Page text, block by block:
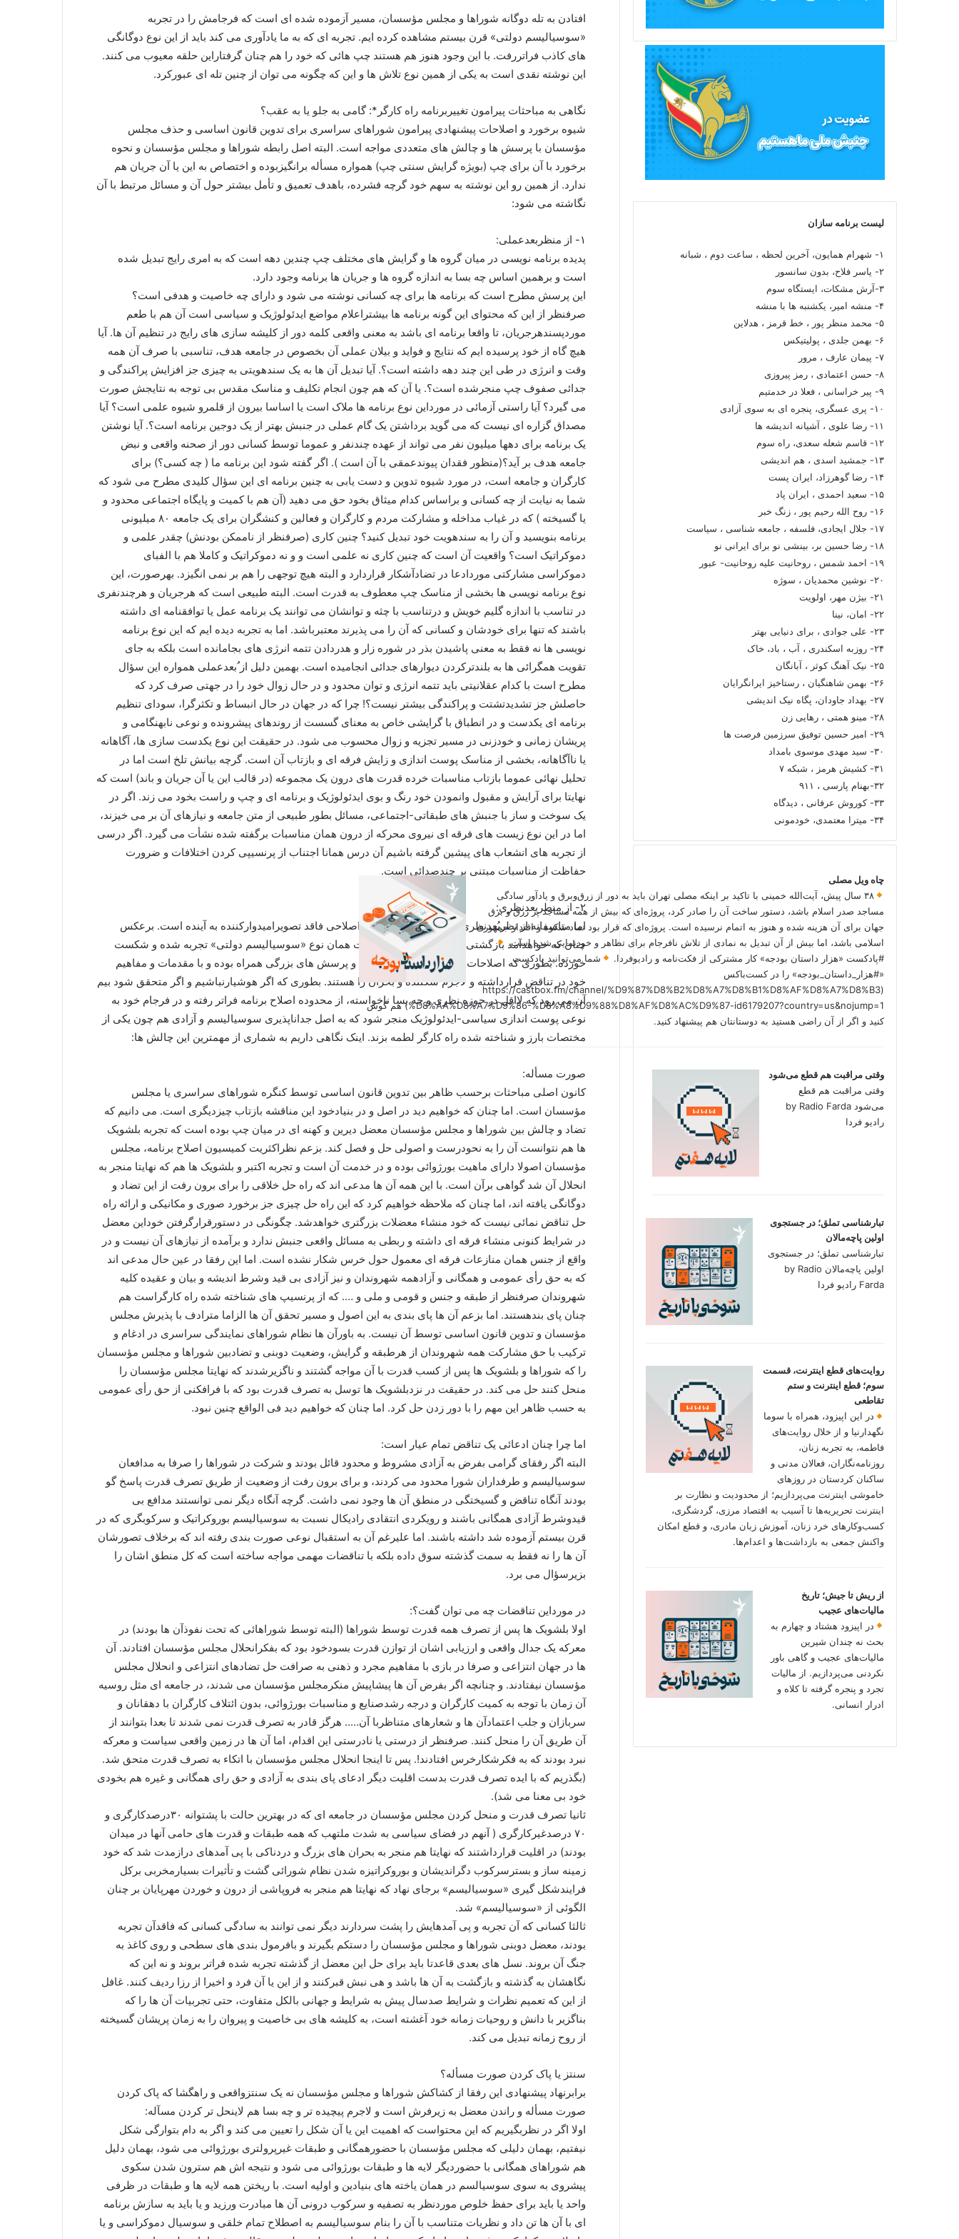
افتادن به تله دوگانه شوراها و مجلس مؤسسان، مسیر آزموده شده ای است که فرجامش را در تجربه
«سوسیالیسم دولتی» قرن بیستم مشاهده کرده ایم. تجربه ای که به ما یادآوری می کند باید از این نوع دوگانگی
های کاذب فراتررفت. با این وجود هنوز هم هستند چپ هائی که خود را هم چنان گرفتاراین حلقه معیوب می کنند.
این نوشته نقدی است به یکی از همین نوع تلاش ها و این که چگونه می توان از چنین تله ای عبورکرد.
نگاهی به مباحثات پیرامون تغییربرنامه راه کارگر*: گامی به جلو یا به عقب؟
شیوه برخورد و اصلاحات پیشنهادی پیرامون شوراهای سراسری برای تدوین قانون اساسی و حذف مجلس
مؤسسان با پرسش ها و چالش های متعددی مواجه است. البته اصل رابطه شوراها و مجلس مؤسسان و نحوه
برخورد با آن برای چپ (بویژه گرایش سنتی چپ) همواره مسأله برانگیزبوده و اختصاص به این یا آن جریان هم
ندارد. از همین رو این نوشته به سهم خود گرچه فشرده، باهدف تعمیق و تأمل بیشتر حول آن و مسائل مرتبط با آن
نگاشته می شود:
۱- از منظربعدعملی:
پدیده برنامه نویسی در میان گروه ها و گرایش های مختلف چپ چندین دهه است که به امری رایج تبدیل شده
است و برهمین اساس چه بسا به اندازه گروه ها و جریان ها برنامه وجود دارد.
این پرسش مطرح است که برنامه ها برای چه کسانی نوشته می شود و دارای چه خاصیت و هدفی است؟
صرفنظر از این که محتوای این گونه برنامه ها بیشتراعلام مواضع ایدئولوژیک و سیاسی است آن هم با طعم
موردپسندهرجریان، تا واقعا برنامه ای باشد به معنی واقعی کلمه دور از کلیشه سازی های رایج در تنظیم آن ها. آیا
هیچ گاه از خود پرسیده ایم که نتایج و فواید و بیلان عملی آن بخصوص در جامعه هدف، تناسبی با صرف آن همه
وقت و انرژی در طی این چند دهه داشته است؟. آیا تبدیل آن ها به یک سندهویتی به چیزی جز افزایش پراکندگی و
جدائی صفوف چپ منجرشده است؟. یا آن که هم چون انجام تکلیف و مناسک مقدس بی توجه به نتایجش صورت
می گیرد؟ آیا راستی آزمائی در مورداین نوع برنامه ها ملاک است یا اساسا بیرون از قلمرو شیوه علمی است؟ آیا
مصداق گزاره ای نیست که می گوید برداشتن یک گام عملی در جنبش بهتر از یک دوجین برنامه است؟. آیا نوشتن
یک برنامه برای دهها میلیون نفر می تواند از عهده چندنفر و عموما توسط کسانی دور از صحنه واقعی و نبض
جامعه هدف بر آید؟(منظور فقدان پیوندعمقی با آن است ). اگر گفته شود این برنامه ما ( چه کسی؟) برای
کارگران و جامعه است، در مورد شیوه تدوین و دست یابی به چنین برنامه ای این سؤال کلیدی مطرح می شود که
شما به نیابت از چه کسانی و براساس کدام میثاق بخود حق می دهید (آن هم با کمیت و پایگاه اجتماعی محدود و
یا گسیخته ) که در غیاب مداخله و مشارکت مردم و کارگران و فعالین و کنشگران برای یک جامعه ۸۰ میلیونی
برنامه بنویسید و آن را به سندهویت خود تبدیل کنید؟ چنین کاری (صرفنظر از ناممکن بودنش) چقدر علمی و
دموکراتیک است؟ واقعیت آن است که چنین کاری نه علمی است و و نه دموکراتیک و کاملا هم با الفبای
دموکراسی مشارکتی موردادعا در تضادآشکار قراردارد و البته هیچ توجهی را هم بر نمی انگیزد. بهرصورت، این
نوع برنامه نویسی ها بخشی از مناسک چپ معطوف به قدرت است. البته طبیعی است که هرجریان و هرچندنفری
در تناسب با اندازه گلیم خویش و درتناسب با چثه و توانشان می توانند یک برنامه عمل یا توافقنامه ای داشته
باشند که تنها برای خودشان و کسانی که آن را می پذیرند معتبرباشد. اما به تجربه دیده ایم که این نوع برنامه
نویسی ها نه فقط به معنی پاشیدن بذر در شوره زار و هدردادن تتمه انرژی های بجامانده است بلکه به جای
تقویت همگرائی ها به بلندترکردن دیوارهای جدائی انجامیده است. بهمین دلیل از ُبعدعملی همواره این سؤال
مطرح است با کدام عقلانیتی باید تتمه انرژی و توان محدود و در حال زوال خود را در جهتی صرف کرد که
حاصلش جز تشدیدتشتت و پراکندگی بیشتر نیست؟! چرا که در جهان در حال انبساط و تکثرگرا، سودای تنظیم
برنامه ای یکدست و در انطباق با گرایشی خاص به معنای گسست از روندهای پیشرونده و نوعی نابهنگامی و
پریشان زمانی و خودزنی در مسیر تجزیه و زوال محسوب می شود. در حقیقت این نوع یکدست سازی ها، آگاهانه
یا ناآگاهانه، بخشی از مناسک پوست اندازی و زایش فرقه ای و بازتاب آن است. گرچه بیانش تلخ است اما در
تحلیل نهائی عموما بازتاب مناسبات خرده قدرت های درون یک مجموعه (در قالب این یا آن جریان و باند) است که
نهایتا برای آرایش و مقبول وانمودن خود رنگ و بوی ایدئولوژیک و برنامه ای و چپ و راست بخود می زند. اگر در
یک سوخت و ساز با جنبش های طبقاتی-اجتماعی، مسائل بطور طبیعی از متن جامعه و نیازهای آن بر می خیزند،
اما در این نوع زیست های فرقه ای نیروی محرکه از درون همان مناسبات برگفته شده نشأت می گیرد. اگر درسی
از تجربه های انشعاب های پیشین گرفته باشیم آن درس همانا اجتناب از پرنسیپی کردن اختلافات و ضرورت
حفاظت از مناسبات مبتنی بر چندصدائی است.
۲- از منطربعدنظری:
اما متاسفانه از نظربُعدنظری نیز این نوع پیشنهادات اصلاحی فاقد تصویرامیدوارکننده به آینده است. برعکس
چنان که خواهدآمد بازگشتی است به قهقرا و به سمت همان نوع «سوسیالیسم دولتی» تجربه شده و شکست
خورده. بطوری که اصلاحات پیشنهادشده با چالش ها و پرسش های بزرگی همراه بوده و با مقدمات و مفاهیم
خود در تناقض قرارداشته و لاجرم شکننده و بحران زا هستند. بطوری که اگر هوشیارنباشیم و اگر متحقق شود بیم
آن می رود که لااقل در حوزه نظری و چه بسا ناخواسته، از محدوده اصلاح برنامه فراتر رفته و در فرجام خود به
نوعی پوست اندازی سیاسی-ایدئولوژیک منجر شود که به اصل جداناپذیری سوسیالیسم و آزادی هم چون یکی از
مختصات بارز و شناخته شده راه کارگر لطمه بزند. اینک نگاهی داریم به شماری از مهمترین این چالش ها:
صورت مسأله:
کانون اصلی مباحثات برحسب ظاهر بین تدوین قانون اساسی توسط کنگره شوراهای سراسری یا مجلس
مؤسسان است. اما چنان که خواهیم دید در اصل و در بنیادخود این مناقشه بازتاب چیزدیگری است. می دانیم که
تضاد و چالش بین شوراها و مجلس مؤسسان معضل دیرین و کهنه ای در میان چپ بوده است که تجربه بلشویک
ها هم نتوانست آن را به نحودرست و اصولی حل و فصل کند. بزعم نظراکثریت کمیسیون اصلاح برنامه، مجلس
مؤسسان اصولا دارای ماهیت بورژوائی بوده و در خدمت آن است و تجربه اکتبر و بلشویک ها هم که نهایتا منجر به
انحلال آن شد گواهی برآن است. با این همه آن ها مدعی اند که راه حل خلاقی را برای برون رفت از این تضاد و
دوگانگی یافته اند، اما چنان که ملاحظه خواهیم کرد که این راه حل چیزی جز برخورد صوری و مکانیکی و ارائه راه
حل تناقض نمائی نیست که خود منشاء معضلات بزرگتری خواهدشد. چگونگی در دستورقرارگرفتن خوداین معضل
در شرایط کنونی منشاء فرقه ای داشته و ربطی به مسائل واقعی جنبش ندارد و برآمده از نیازهای آن نیست و در
واقع از جنس همان منازعات فرقه ای معمول حول خرس شکار نشده است. اما این رفقا در عین حال مدعی اند
که به حق رأی عمومی و همگانی و آزادهمه شهروندان و نیز آزادی بی قید وشرط اندیشه و بیان و عقیده کلیه
شهروندان صرفنظر از طبقه و جنس و قومی و ملی و …. که از پرنسیپ های شناخته شده راه کارگراست هم
چنان پای بندهستند. اما بزعم آن ها پای بندی به این اصول و مسیر تحقق آن ها الزاما مترادف با پذیرش مجلس
مؤسسان و تدوین قانون اساسی توسط آن نیست. به باورآن ها نظام شوراهای نمایندگی سراسری در ادغام و
ترکیب با حق مشارکت همه شهروندان از هرطبقه و گرایش، وضعیت دوبنی و تضادبین شوراها و مجلس مؤسسان
را که شوراها و بلشویک ها پس از کسب قدرت با آن مواجه گشتند و ناگزیرشدند که نهایتا مجلس مؤسسان را
منحل کنند حل می کند. در حقیقت در نزدبلشویک ها توسل به تصرف قدرت بود که با فرافکنی از حق رأی عمومی
به حسب ظاهر این مهم را با دور زدن حل کرد. اما چنان که خواهیم دید فی الواقع چنین نبود.
اما چرا چنان ادعائی یک تناقض تمام عیار است:
البته اگر رفقای گرامی بفرض به آزادی مشروط و محدود قائل بودند و شرکت در شوراها را صرفا به مدافعان
سوسیالیسم و طرفداران شورا محدود می کردند، و برای برون رفت از وضعیت از طریق تصرف قدرت پاسخ گو
بودند آنگاه تناقض و گسیختگی در منطق آن ها وجود نمی داشت. گرچه آنگاه دیگر نمی توانستند مدافع بی
قیدوشرط آزادی همگانی باشند و رویکردی انتقادی رادیکال نسبت به سوسیالیسم بوروکراتیک و سرکوبگری که در
قرن بیستم آزموده شد داشته باشند. اما علیرغم آن به استقبال نوعی صورت بندی رفته اند که برخلاف تصورشان
آن ها را نه فقط به سمت گذشته سوق داده بلکه با تناقضات مهمی مواجه ساخته است که کل منطق اشان را
بزیرسؤال می برد.
در مورداین تناقضات چه می توان گفت؟:
اولا بلشویک ها پس از تصرف همه قدرت توسط شوراها (البته توسط شوراهائی که تحت نفوذآن ها بودند) در
معرکه یک جدال واقعی و ارزیابی اشان از توازن قدرت بسودخود بود که بفکرانحلال مجلس مؤسسان افتادند. آن
ها در جهان انتزاعی و صرفا در بازی با مفاهیم مجرد و ذهنی به صرافت حل تضادهای انتزاعی و انحلال مجلس
مؤسسان نیفتادند. و چنانچه اگر بفرض آن ها پیشاپیش منکرمجلس مؤسسان می شدند، در جامعه ای مثل روسیه
آن زمان با توجه به کمیت کارگران و درجه رشدصنایع و مناسبات بورژوائی، بدون ائتلاف کارگران با دهقانان و
سربازان و جلب اعتمادآن ها و شعارهای متناظربا آن….. هرگز قادر به تصرف قدرت نمی شدند تا بعدا بتوانند از
آن طریق آن را منحل کنند. صرفنظر از درستی یا نادرستی این اقدام، اما آن ها در زمین واقعی سیاست و معرکه
نبرد بودند که به فکرشکارخرس افتادند!. پس تا اینجا انحلال مجلس مؤسسان با اتکاء به تصرف قدرت متحق شد.
(بگذریم که با ایده تصرف قدرت بدست اقلیت دیگر ادعای پای بندی به آزادی و حق رای همگانی و غیره هم بخودی
خود بی معنا می شد).
ثانیا تصرف قدرت و منحل کردن مجلس مؤسسان در جامعه ای که در بهترین حالت با پشتوانه ۳۰درصدکارگری و
۷۰ درصدغیرکارگری ( آنهم در فضای سیاسی به شدت ملتهب که همه طبقات و قدرت های حامی آنها در میدان
بودند) در اقلیت قرارداشتند که نهایتا هم منجر به بحران های بزرگ و دردناکی با پی آمدهای درازمدت شد که خود
زمینه ساز و بسترسرکوب دگراندیشان و بوروکراتیزه شدن نظام شورائی گشت و تأثیرات بسیارمخربی برکل
فرایندشکل گیری «سوسیالیسم» برجای نهاد که نهایتا هم منجر به فروپاشی از درون و خوردن مهرپایان بر چنان
الگوئی از «سوسیالیسم» شد.
ثالثا کسانی که آن تجربه و پی آمدهایش را پشت سردارند دیگر نمی توانند به سادگی کسانی که فاقدآن تجربه
بودند، معضل دوبنی شوراها و مجلس مؤسسان را دستکم بگیرند و بافرمول بندی های سطحی و روی کاغذ به
جنگ آن بروند. نسل های بعدی قاعدتا باید برای حل این معضل از گذشته تجربه شده فراتر بروند و نه این که
نگاهشان به گذشته و بازگشت به آن ها باشد و هی نبش قبرکنند و از این یا آن فرد و اخیرا از رزا ردیف کنند. غافل
از این که تعمیم نظرات و شرایط صدسال پیش به شرایط و جهانی بالکل متفاوت، حتی تجربیات آن ها را که
بناگزیر با دانش و روحیات زمانه خود آغشته است، به کلیشه های بی خاصیت و پیروان را به زمان پریشان گسیخته
از روح زمانه تبدیل می کند.
سنتز یا پاک کردن صورت مسأله؟
برابرنهاد پیشنهادی این رفقا از کشاکش شوراها و مجلس مؤسسان نه یک سنتزواقعی و راهگشا که پاک کردن
صورت مسأله و راندن معضل به زیرفرش است و لاجرم پیچیده تر و چه بسا هم لاینحل تر کردن مسآله:
اولا اگر در نظربگیریم که این محتواست که اهمیت این یا آن شکل را تعیین می کند و اگر به دام بتوارگی شکل
نیفتیم، بهمان دلیلی که مجلس مؤسسان با حضورهمگانی و طبقات غیرپرولتری بورژوائی می شود، بهمان دلیل
هم شوراهای همگانی با حضوردیگر لایه ها و طبقات بورژوائی می شود و نتیجه اش هم سترون شدن سکوی
پیشروی به سوی سوسیالسم در همان یاخته های بنیادین و اولیه است. با ریختن همه لایه ها و طبقات در ظرفی
واحد یا باید برای حفظ خلوص موردنظر به تصفیه و سرکوب درونی آن ها مبادرت ورزید و یا باید به سازش برنامه
ای با آن ها تن داد و نظریات متناسب با آن را بنام سوسیالیسم به اصطلاح تمام خلقی و سوسیال دموکراسی و یا
لیست برنامه سازان
۱- شهرام همایون، آخرین لحظه ، ساعت دوم ، شبانه
۲- یاسر فلاح، بدون سانسور
۳-آرش مشکات، ایستگاه سوم
۴- منشه امیر، یکشنبه ها با منشه
۵- محمد منظر پور ، خط قرمز ، هدلاین
۶- بهمن جلدی ، پولیتیکس
۷- پیمان عارف ، مرور
۸- حسن اعتمادی ، رمز پیروزی
۹- پیر خراسانی ، فعلا در خدمتیم
۱۰- پری عسگری، پنجره ای به سوی آزادی
۱۱- رضا علوی ، آشیانه اندیشه ها
۱۲- قاسم شعله سعدی، راه سوم
۱۳- جمشید اسدی ، هم اندیشی
۱۴- رضا گوهرزاد، ایران پست
۱۵- سعید احمدی ، ایران پاد
۱۶- روح الله رحیم پور ، زنگ خبر
۱۷- جلال ایجادی، فلسفه ، جامعه شناسی ، سیاست
۱۸- رضا حسین بر، بینشی نو برای ایرانی نو
۱۹- احمد شمس ، روحانیت علیه روحانیت- عبور
۲۰- نوشین محمدیان ، سوژه
۲۱- بیژن مهر، اولویت
۲۲- امان، نینا
۲۳- علی جوادی ، برای دنیایی بهتر
۲۴- روزبه اسکندری ، آب ، باد، خاک
۲۵- نیک آهنگ کوثر ، آبانگان
۲۶- بهمن شاهنگیان ، رستاخیز ایرانگرایان
۲۷- بهداد جاودان، پگاه نیک اندیشی
۲۸- مینو همتی ، رهایی زن
۲۹- امیر حسین توفیق سرزمین فرصت ها
۳۰- سید مهدی موسوی بامداد
۳۱- کشیش هرمز ، شبکه ۷
۳۲-بهنام پارسی ، ۹۱۱
۳۳- کوروش عرفانی ، دیدگاه
۳۴- میترا معتمدی، خودمونی
چاه ویل مصلی
۳۸ سال پیش، آیت‌الله خمینی با تاکید بر اینکه مصلی تهران باید به دور از زرق‌وبرق و یادآور سادگی
مساجد صدر اسلام باشد، دستور ساخت آن را صادر کرد، پروژه‌ای که بیش از همه مساجد پر زرق و برق
جهان برای آن هزینه شده و هنوز به اتمام نرسیده است. پروژه‌ای که قرار بود نماد شکوه و اقتدار جمهوری
اسلامی باشد، اما بیش از آن تبدیل به نمادی از تلاش نافرجام برای تظاهر و خودنمایی شده است.
#پادکست «هزار داستان بودجه» کار مشترکی از فکت‌نامه و رادیوفردا.
شما می‌توانید پادکست
«#هزار_داستان_بودجه» را در کست‌باکس
(https://castbox.fm/channel/%D9%87%D8%B2%D8%A7%D8%B1%D8%AF%D8%A7%D8%B3
%D8%AA%D8%A7%D9%86-%D8%A8%D9%88%D8%AF%D8%AC%D9%87-id6179207?country=us&nojump=1) هم گوش
کنید و اگر از آن راضی هستید به دوستانتان هم پیشنهاد کنید.
وقتی مراقبت هم قطع می‌شود
وقتی مراقبت هم قطع
می‌شود by Radio Farda
رادیو فردا
تبارشناسی تملق؛ در جستجوی
اولین‌ پاچه‌مالان
تبارشناسی تملق؛ در جستجوی
اولین‌ پاچه‌مالان by Radio
Farda رادیو فردا
روایت‌های قطع اینترنت، قسمت
سوم؛ قطع اینترنت و ستم
تقاطعی
در این اپیزود، همراه با سوما
نگهدارنیا و از خلال روایت‌های
فاطمه، به تجربه زنان،
روزنامه‌نگاران، فعالان مدنی و
ساکنان کردستان در روزهای
خاموشی اینترنت می‌پردازیم؛ از محدودیت و نظارت بر
اینترنت تحریریه‌ها تا آسیب به اقتصاد مرزی، گردشگری،
کسب‌وکارهای خرد زنان، آموزش زبان مادری، و قطع امکان
واکنش جمعی به بازداشت‌ها و اعدام‌ها.
از ریش تا جیش؛ تاریخ
مالیات‌های عجیب
در اپیزود هشتاد و چهارم به
بحث نه چندان شیرین
مالیات‌های عجیب و گاهی باور
نکردنی‌ می‌پردازیم. از مالیات
تجرد و پنجره گرفته تا کلاه و
ادرار انسانی.